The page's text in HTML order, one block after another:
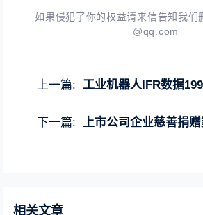
如果侵犯了你的权益请来信告知我们
@qq.com
上一篇: 工业机器人IFR数据
下一篇: 上市公司企业慈善捐赠数据处理
相关文章